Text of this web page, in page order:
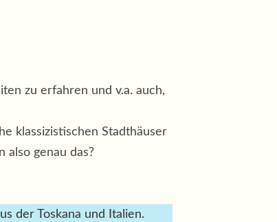
zu erfahren und v.a. auch,
klassizistischen Stadthäuser
genau das?
der Toskana und Italien.